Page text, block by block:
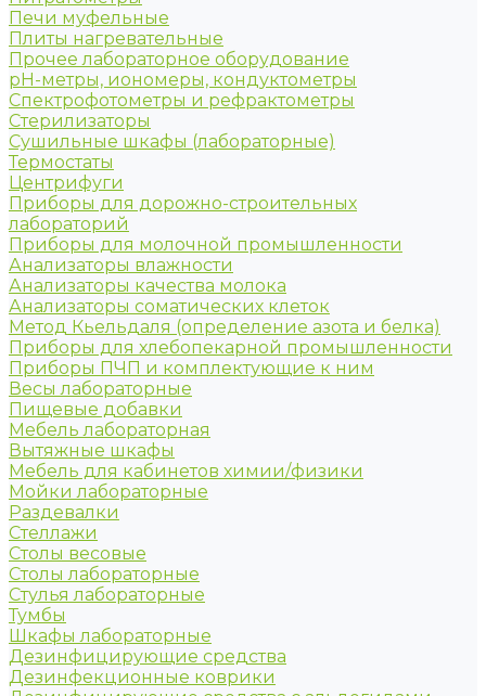
Печи муфельные
Плиты нагревательные
Прочее лабораторное оборудование
рН-метры, иономеры, кондуктометры
Спектрофотометры и рефрактометры
Стерилизаторы
Сушильные шкафы (лабораторные)
Термостаты
Центрифуги
Приборы для дорожно-строительных
лабораторий
Приборы для молочной промышленности
Анализаторы влажности
Анализаторы качества молока
Анализаторы соматических клеток
Метод Кьельдаля (определение азота и белка)
Приборы для хлебопекарной промышленности
Приборы ПЧП и комплектующие к ним
Весы лабораторные
Пищевые добавки
Мебель лабораторная
Вытяжные шкафы
Мебель для кабинетов химии/физики
Мойки лабораторные
Раздевалки
Стеллажи
Столы весовые
Столы лабораторные
Стулья лабораторные
Тумбы
Шкафы лабораторные
Дезинфицирующие средства
Дезинфекционные коврики